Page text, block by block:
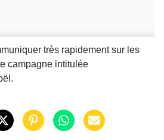
très rapidement sur les
campagne intitulée